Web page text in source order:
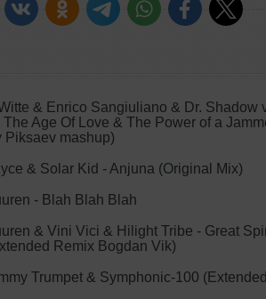
& Enrico Sangiuliano & Dr. Shadow
The Age Of Love & The Power of a
Piksaev mashup)
& Solar Kid - Anjuna (Original Mix)
- Blah Blah Blah
& Vini Vici & Hilight Tribe - Great
Remix Bogdan Vik)
Trumpet & Symphonic-100